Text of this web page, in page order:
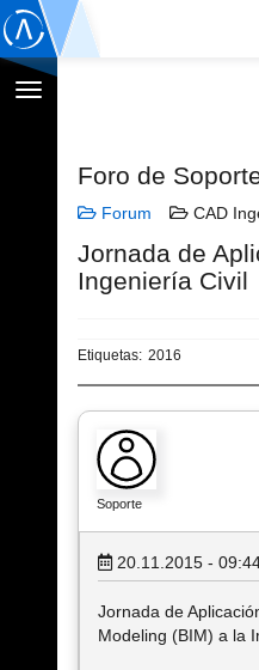
Cambiar
Foro de
Forum CAD
Jornada de
Ingeniería Civil
Etiquetas: 2016
Soporte
20.11.2015 -
Jornada de
Modeling (BIM) a la